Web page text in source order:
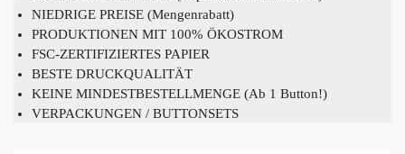
NIEDRIGE PREISE (Mengenrabatt)
PRODUKTIONEN MIT 100% ÖKOSTROM
FSC-ZERTIFIZIERTES PAPIER
BESTE DRUCKQUALITÄT
KEINE MINDESTBESTELLMENGE (Ab 1 Button!)
VERPACKUNGEN / BUTTONSETS